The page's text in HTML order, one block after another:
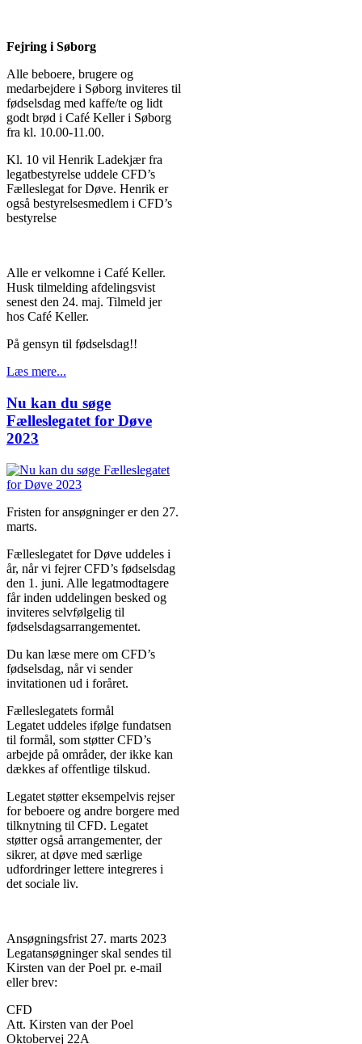
Fejring i Søborg
Alle beboere, brugere og
medarbejdere i Søborg inviteres til
fødselsdag med kaffe/te og lidt
godt brød i Café Keller i Søborg
fra kl. 10.00-11.00.
Kl. 10 vil Henrik Ladekjær fra
legatbestyrelse uddele CFD’s
Fælleslegat for Døve. Henrik er
også bestyrelsesmedlem i CFD’s
bestyrelse
Alle er velkomne i Café Keller.
Husk tilmelding afdelingsvist
senest den 24. maj. Tilmeld jer
hos Café Keller.
På gensyn til fødselsdag!!
Læs mere...
Nu kan du søge
Fælleslegatet for Døve
2023
Fristen for ansøgninger er den 27.
marts.
Fælleslegatet for Døve uddeles i
år, når vi fejrer CFD’s fødselsdag
den 1. juni. Alle legatmodtagere
får inden uddelingen besked og
inviteres selvfølgelig til
fødselsdagsarrangementet.
Du kan læse mere om CFD’s
fødselsdag, når vi sender
invitationen ud i foråret.
Fælleslegatets formål
Legatet uddeles ifølge fundatsen
til formål, som støtter CFD’s
arbejde på områder, der ikke kan
dækkes af offentlige tilskud.
Legatet støtter eksempelvis rejser
for beboere og andre borgere med
tilknytning til CFD. Legatet
støtter også arrangementer, der
sikrer, at døve med særlige
udfordringer lettere integreres i
det sociale liv.
Ansøgningsfrist 27. marts 2023
Legatansøgninger skal sendes til
Kirsten van der Poel pr. e-mail
eller brev:
CFD
Att. Kirsten van der Poel
Oktobervej 22A